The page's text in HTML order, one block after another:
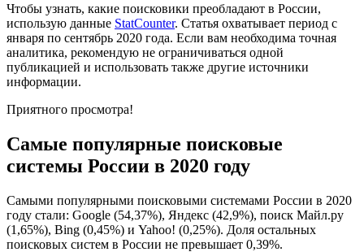
Чтобы узнать, какие поисковики преобладают в России,
использую данные StatCounter. Статья охватывает период с
января по сентябрь 2020 года. Если вам необходима точная
аналитика, рекомендую не ограничиваться одной
публикацией и использовать также другие источники
информации.
Приятного просмотра!
Самые популярные поисковые
системы России в 2020 году
Самыми популярными поисковыми системами России в 2020
году стали: Google (54,37%), Яндекс (42,9%), поиск Майл.ру
(1,65%), Bing (0,45%) и Yahoo! (0,25%). Доля остальных
поисковых систем в России не превышает 0,39%.